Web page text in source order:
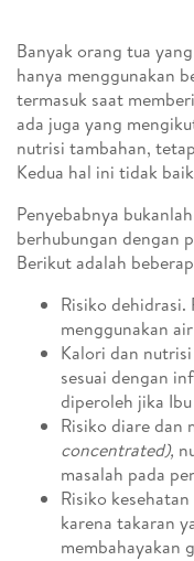
Banyak orang tua
hanya menggunakan
termasuk saat
ada juga yang
nutrisi tambahan,
Kedua hal ini tidak
Penyebabnya
berhubungan dengan
Berikut adalah
Risiko
menggunakan
Kalori dan
sesuai dengan
diperoleh jika
Risiko diare dan
concentrated),
masalah pada
Risiko
karena takaran
membahayakan